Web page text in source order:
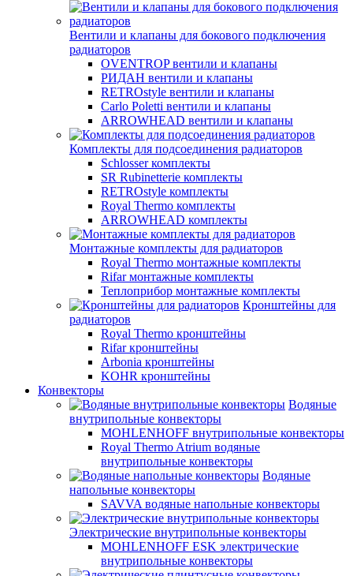
Вентили и клапаны для бокового подключения
радиаторов
OVENTROP вентили и клапаны
РИДАН вентили и клапаны
RETROstyle вентили и клапаны
Carlo Poletti вентили и клапаны
ARROWHEAD вентили и клапаны
Комплекты для подсоединения радиаторов
Schlosser комплекты
SR Rubinetterie комплекты
RETROstyle комплекты
Royal Thermo комплекты
ARROWHEAD комплекты
Монтажные комплекты для радиаторов
Royal Thermo монтажные комплекты
Rifar монтажные комплекты
Теплоприбор монтажные комплекты
Кронштейны для
радиаторов
Royal Thermo кронштейны
Rifar кронштейны
Arbonia кронштейны
KOHR кронштейны
Конвекторы
Водяные
внутрипольные конвекторы
MOHLENHOFF внутрипольные конвекторы
Royal Thermo Atrium водяные
внутрипольные конвекторы
Водяные
напольные конвекторы
SAVVA водяные напольные конвекторы
Электрические внутрипольные конвекторы
MOHLENHOFF ESK электрические
внутрипольные конвекторы